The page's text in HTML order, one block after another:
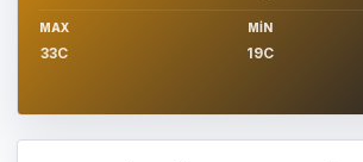
MAX
33C
MIN
19C